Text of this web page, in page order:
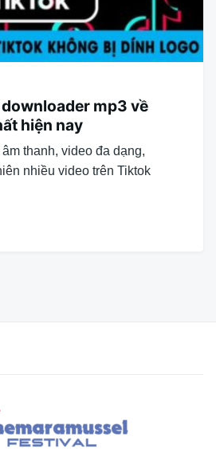
mp3 về
hiện nay
thanh, video đa dạng,
nhiều video trên Tiktok